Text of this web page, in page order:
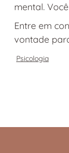
mental.
Entre em
vontade
Psicologia